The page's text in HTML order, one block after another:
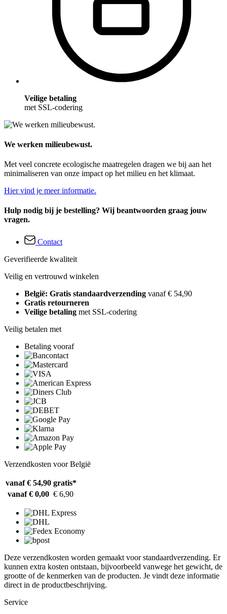
Veilige betaling
met SSL-codering
We werken milieubewust.
Met veel concrete ecologische maatregelen dragen we bij aan het
minimaliseren van onze impact op het milieu en het klimaat.
Hier vind je meer informatie.
Hulp nodig bij je bestelling? Wij beantwoorden graag jouw
vragen.
Contact
Geverifieerde kwaliteit
Veilig en vertrouwd winkelen
België: Gratis standaardverzending vanaf € 54,90
Gratis retourneren
Veilige betaling met SSL-codering
Veilig betalen met
Betaling vooraf
Verzendkosten voor België
vanaf € 54,90 gratis*
vanaf € 0,00 € 6,90
Deze verzendkosten worden gemaakt voor standaardverzending. Er
kunnen extra kosten ontstaan, bijvoorbeeld vanwege het gewicht, de
grootte of de kenmerken van de producten. Je vindt deze informatie
direct in de productbeschrijving.
Service